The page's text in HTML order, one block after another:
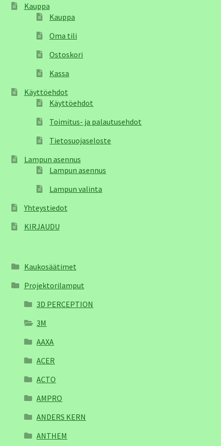
Kauppa
Kauppa
Oma tili
Ostoskori
Kassa
Käyttöehdot
Käyttöehdot
Toimitus- ja palautusehdot
Tietosuojaseloste
Lampun asennus
Lampun asennus
Lampun valinta
Yhteystiedot
KIRJAUDU
Kaukosäätimet
Projektorilamput
3D PERCEPTION
3M
AAXA
ACER
ACTO
AMPRO
ANDERS KERN
ANTHEM